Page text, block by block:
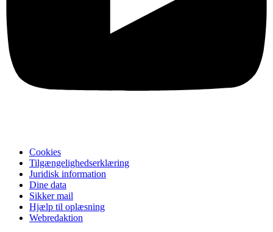
Cookies
Tilgængelighedserklæring
Juridisk information
Dine data
Sikker mail
Hjælp til oplæsning
Webredaktion